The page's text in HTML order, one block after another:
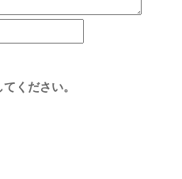
ください。